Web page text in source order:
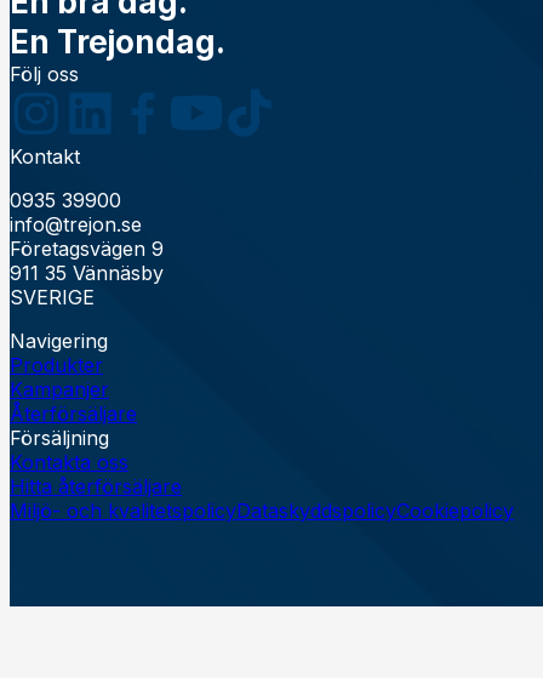
En Trejondag.
Följ oss
Kontakt
0935 39900
info@trejon.se
Företagsvägen 9
911 35 Vännäsby
SVERIGE
Navigering
Produkter
Kampanjer
Återförsäljare
Försäljning
Kontakta oss
Hitta återförsäljare
Miljö- och kvalitetspolicyDataskyddspolicyCookiepolicy